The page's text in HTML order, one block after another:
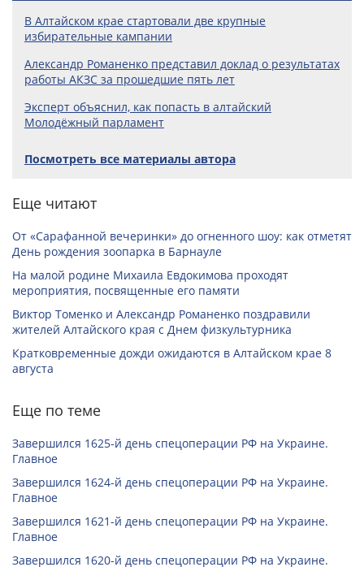
В Алтайском крае стартовали две крупные
избирательные кампании
Александр Романенко представил доклад о результатах
работы АКЗС за прошедшие пять лет
Эксперт объяснил, как попасть в алтайский
Молодёжный парламент
Посмотреть все материалы автора
Еще читают
От «Сарафанной вечеринки» до огненного шоу: как отметят
День рождения зоопарка в Барнауле
На малой родине Михаила Евдокимова проходят
мероприятия, посвященные его памяти
Виктор Томенко и Александр Романенко поздравили
жителей Алтайского края с Днем физкультурника
Кратковременные дожди ожидаются в Алтайском крае 8
августа
Еще по теме
Завершился 1625-й день спецоперации РФ на Украине.
Главное
Завершился 1624-й день спецоперации РФ на Украине.
Главное
Завершился 1621-й день спецоперации РФ на Украине.
Главное
Завершился 1620-й день спецоперации РФ на Украине.